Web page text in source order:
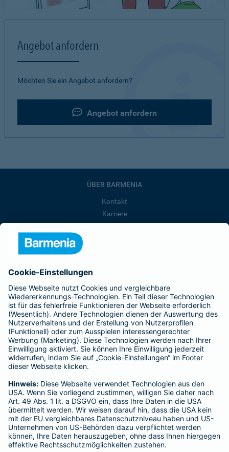
Angebot anfordern
Möchten Sie ein Angebot anfordern?
Angebot anfordern
ÜBER BARMENIA
Kontakt
Karriere
Presse
Barmenia ist Teil der BarmeniaGothaer
BELIEBTE SEITEN
Kranken-Zusatzversicherung
Tierversicherungen
Haftpflichtversicherung
Hausratversicherung
Adresse ändern
Schaden melden
Kilometerstandsmeldung
Serviceübersicht